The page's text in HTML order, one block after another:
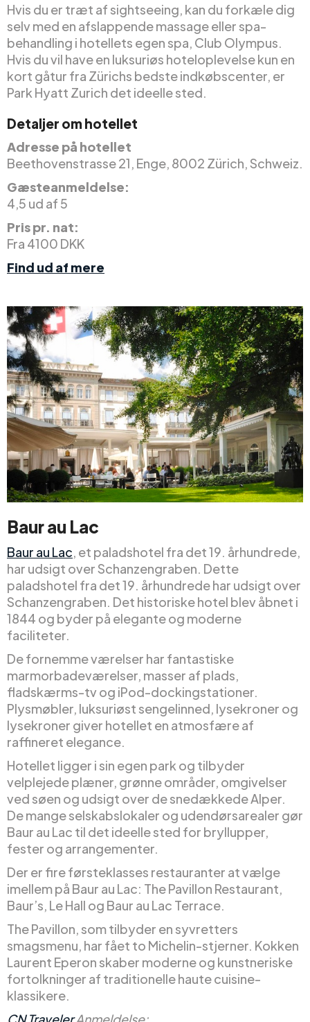
Hvis du er træt af sightseeing, kan du forkæle dig
selv med en afslappende massage eller spa-
behandling i hotellets egen spa, Club Olympus.
Hvis du vil have en luksuriøs hoteloplevelse kun en
kort gåtur fra Zürichs bedste indkøbscenter, er
Park Hyatt Zurich det ideelle sted.
Detaljer om hotellet
Adresse på hotellet
Beethovenstrasse 21, Enge, 8002 Zürich, Schweiz.
Gæsteanmeldelse:
4,5 ud af 5
Pris pr. nat:
Fra 4100 DKK
Find ud af mere
Baur au Lac
Baur au Lac, et paladshotel fra det 19. århundrede,
har udsigt over Schanzengraben. Dette
paladshotel fra det 19. århundrede har udsigt over
Schanzengraben. Det historiske hotel blev åbnet i
1844 og byder på elegante og moderne
faciliteter.
De fornemme værelser har fantastiske
marmorbadeværelser, masser af plads,
fladskærms-tv og iPod-dockingstationer.
Plysmøbler, luksuriøst sengelinned, lysekroner og
lysekroner giver hotellet en atmosfære af
raffineret elegance.
Hotellet ligger i sin egen park og tilbyder
velplejede plæner, grønne områder, omgivelser
ved søen og udsigt over de snedækkede Alper.
De mange selskabslokaler og udendørsarealer gør
Baur au Lac til det ideelle sted for bryllupper,
fester og arrangementer.
Der er fire førsteklasses restauranter at vælge
imellem på Baur au Lac: The Pavillon Restaurant,
Baur’s, Le Hall og Baur au Lac Terrace.
The Pavillon, som tilbyder en syvretters
smagsmenu, har fået to Michelin-stjerner. Kokken
Laurent Eperon skaber moderne og kunstneriske
fortolkninger af traditionelle haute cuisine-
klassikere.